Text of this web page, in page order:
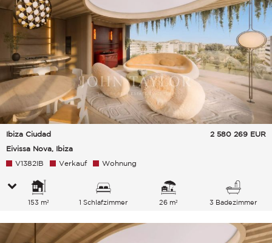
Ibiza Ciudad
Eivissa Nova, Ibiza
2 580 269 EUR
V1382IB Verkauf Wohnung
153 m² 1 Schlafzimmer 26 m² 3 Badezimmer